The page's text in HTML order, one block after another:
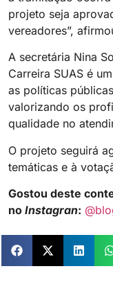
projeto seja
vereadores”,
A secretária Nina
Carreira SUAS é
as políticas
valorizando os
qualidade no
O projeto seguirá
temáticas e à
Gostou deste
no Instagran: